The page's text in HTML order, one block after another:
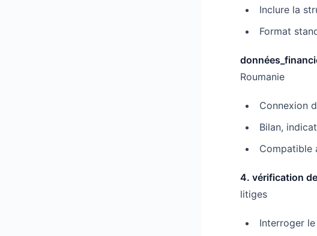
Inclure la
Format
Roumanie
Connexion
Bilan,
Compatible
4. vérification
litiges
Interroger